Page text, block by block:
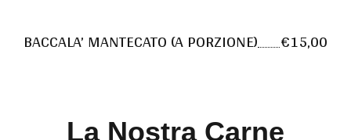
BACCALA’ MANTECATO (A PORZIONE) €15,00
La Nostra Carne